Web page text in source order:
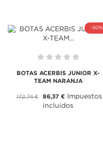
-50%
BOTAS ACERBIS JUNIOR X-
TEAM NARANJA
172,74 € 86,37 € Impuestos
incluidos